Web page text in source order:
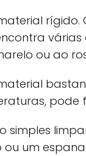
ou ao
pode
simples
ou um